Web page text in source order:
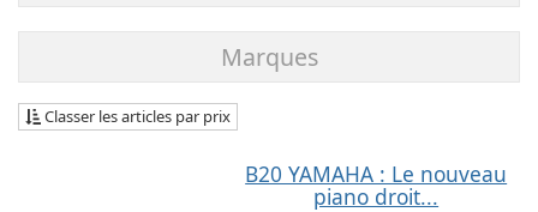
Marques
Classer les articles par prix
B20 YAMAHA : Le nouveau
piano droit...